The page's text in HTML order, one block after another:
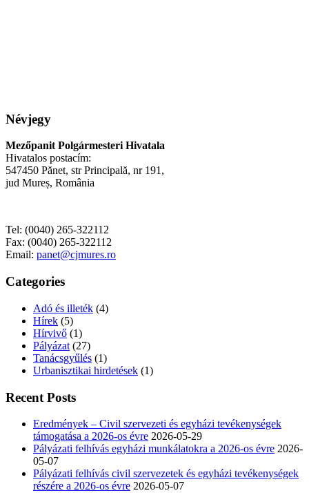
Névjegy
Mezőpanit Polgármesteri Hivatala
Hivatalos postacím:
547450 Pănet, str Principală, nr 191,
jud Mureș, România
Tel: (0040) 265-322112
Fax: (0040) 265-322112
Email: panet@cjmures.ro
Categories
Adó és illeték (4)
Hírek (5)
Hírvivő (1)
Pályázat (27)
Tanácsgyűlés (1)
Urbanisztikai hirdetések (1)
Recent Posts
Eredmények – Civil szervezeti és egyházi tevékenységek
támogatása a 2026-os évre 2026-05-29
Pályázati felhívás egyházi munkálatokra a 2026-os évre 2026-
05-07
Pályázati felhívás civil szervezetek és egyházi tevékenységek
részére a 2026-os évre 2026-05-07